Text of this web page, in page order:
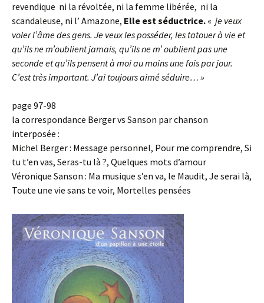
revendique ni la révoltée, ni la femme libérée, ni la
scandaleuse, ni l’ Amazone, Elle est séductrice. « je veux
voler l’âme des gens. Je veux les posséder, les tatouer à vie et
qu’ils ne m’oublient jamais, qu’ils ne m’ oublient pas une
seconde et qu’ils pensent à moi au moins une fois par jour.
C’est très important. J’ai toujours aimé séduire… »
page 97-98
la correspondance Berger vs Sanson par chanson
interposée :
Michel Berger : Message personnel, Pour me comprendre, Si
tu t’en vas, Seras-tu là ?, Quelques mots d’amour
Véronique Sanson : Ma musique s’en va, le Maudit, Je serai là,
Toute une vie sans te voir, Mortelles pensées